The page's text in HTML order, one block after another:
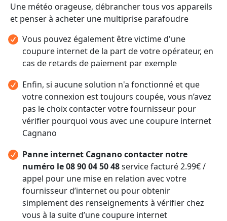
Une météo orageuse, débrancher tous vos appareils
et penser à acheter une multiprise parafoudre
Vous pouvez également être victime d'une
coupure internet de la part de votre opérateur, en
cas de retards de paiement par exemple
Enfin, si aucune solution n'a fonctionné et que
votre connexion est toujours coupée, vous n’avez
pas le choix contacter votre fournisseur pour
vérifier pourquoi vous avec une coupure internet
Cagnano
Panne internet Cagnano contacter notre
numéro le 08 90 04 50 48service facturé 2.99€ /
appel pour une mise en relation avec votre
fournisseur d’internet ou pour obtenir
simplement des renseignements à vérifier chez
vous à la suite d’une coupure internet